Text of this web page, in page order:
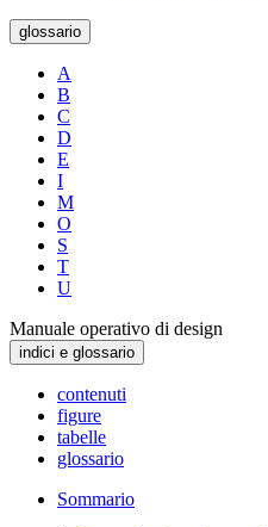
glossario
A
B
C
D
E
I
M
O
S
T
U
Manuale operativo di design
indici e glossario
contenuti
figure
tabelle
glossario
Sommario